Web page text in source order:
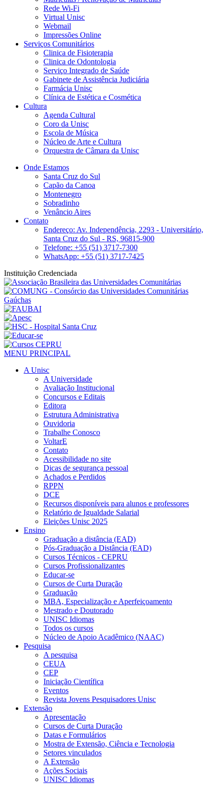
Rede Wi-Fi
Virtual Unisc
Webmail
Impressões Online
Serviços Comunitários
Clinica de Fisioterapia
Clinica de Odontologia
Serviço Integrado de Saúde
Gabinete de Assistência Judiciária
Farmácia Unisc
Clínica de Estética e Cosmética
Cultura
Agenda Cultural
Coro da Unisc
Escola de Música
Núcleo de Arte e Cultura
Orquestra de Câmara da Unisc
Onde Estamos
Santa Cruz do Sul
Capão da Canoa
Montenegro
Sobradinho
Venâncio Aires
Contato
Endereço: Av. Independência, 2293 - Universitário,
Santa Cruz do Sul - RS, 96815-900
Telefone: +55 (51) 3717-7300
WhatsApp: +55 (51) 3717-7425
Instituição Credenciada
MENU PRINCIPAL
A Unisc
A Universidade
Avaliação Institucional
Concursos e Editais
Editora
Estrutura Administrativa
Ouvidoria
Trabalhe Conosco
VoltarE
Contato
Acessibilidade no site
Dicas de segurança pessoal
Achados e Perdidos
RPPN
DCE
Recursos disponíveis para alunos e professores
Relatório de Igualdade Salarial
Eleições Unisc 2025
Ensino
Graduação a distância (EAD)
Pós-Graduação a Distância (EAD)
Cursos Técnicos - CEPRU
Cursos Profissionalizantes
Educar-se
Cursos de Curta Duração
Graduação
MBA, Especialização e Aperfeiçoamento
Mestrado e Doutorado
UNISC Idiomas
Todos os cursos
Núcleo de Apoio Acadêmico (NAAC)
Pesquisa
A pesquisa
CEUA
CEP
Iniciação Científica
Eventos
Revista Jovens Pesquisadores Unisc
Extensão
Apresentação
Cursos de Curta Duração
Datas e Formulários
Mostra de Extensão, Ciência e Tecnologia
Setores vinculados
A Extensão
Ações Sociais
UNISC Idiomas